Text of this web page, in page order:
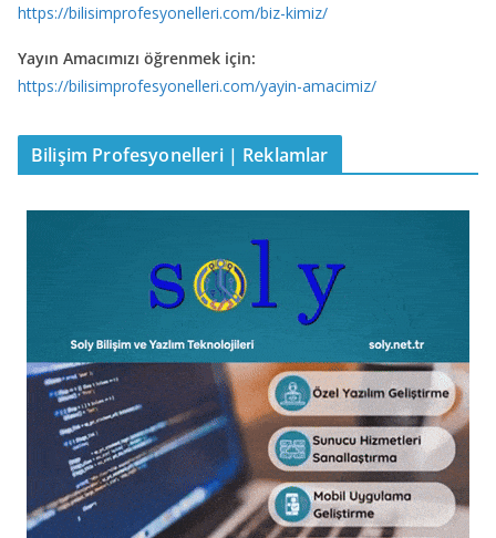
https://bilisimprofesyonelleri.com/biz-kimiz/
Yayın Amacımızı öğrenmek için:
https://bilisimprofesyonelleri.com/yayin-amacimiz/
Bilişim Profesyonelleri | Reklamlar